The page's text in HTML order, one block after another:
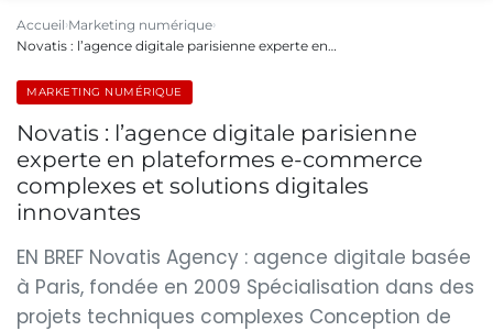
Accueil Marketing numérique
Novatis : l’agence digitale parisienne experte en…
MARKETING NUMÉRIQUE
Novatis : l’agence digitale parisienne
experte en plateformes e-commerce
complexes et solutions digitales
innovantes
EN BREF Novatis Agency : agence digitale basée
à Paris, fondée en 2009 Spécialisation dans des
projets techniques complexes Conception de